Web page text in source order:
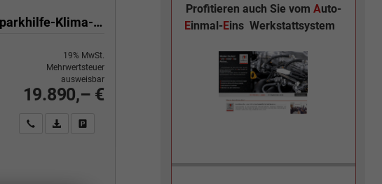
Yes 1.0 80 PS Sitzheizung-App Connect Wireless-Einparkhilfe-Klima-Sofort
19.890,– €
19% MwSt.
Mehrwertsteuer
ausweisbar
Wir rufen Sie anPDF-Fahrzeugexposé drucken
Profitieren auch Sie vom Auto-
Einmal- Eins Werkstattsystem